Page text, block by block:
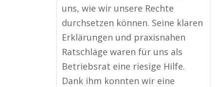
uns, wie wir unsere Rechte
durchsetzen können. Seine klaren
Erklärungen und praxisnahen
Ratschläge waren für uns als
Betriebsrat eine riesige Hilfe.
Dank ihm konnten wir eine